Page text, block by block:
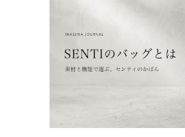
5月の入荷便り
SENTIのベルト
metalyst │ メタリスト
整える音 | INASENA
食卓をととのえる │ カトラ
シュリンクレザー